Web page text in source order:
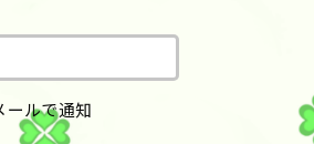
ールで通知